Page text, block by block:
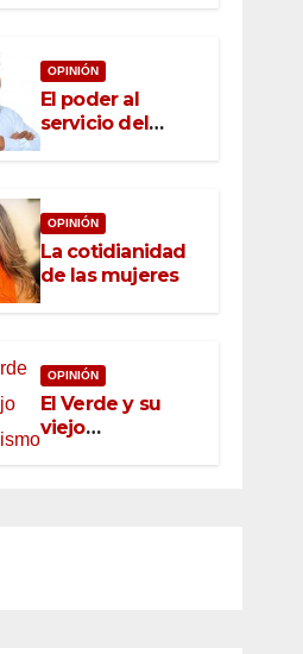
OPINIÓN
El poder al
servicio del
pueblo: la nueva
México
OPINIÓN
La cotidianidad
de las mujeres
OPINIÓN
El Verde y su
viejo